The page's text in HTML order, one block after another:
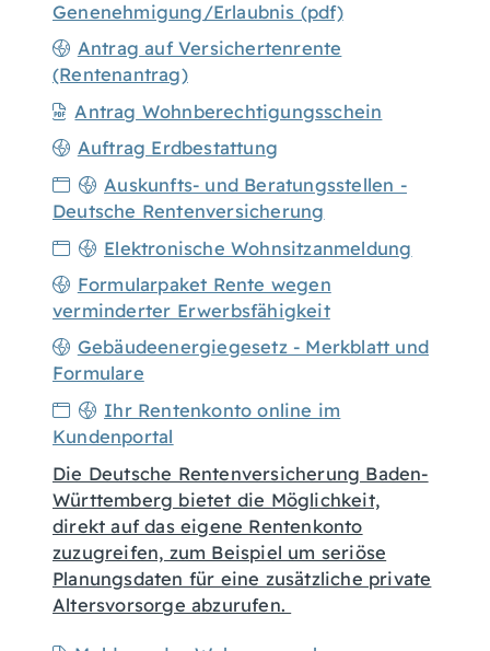
Genenehmigung/Erlaubnis (pdf)
Antrag auf Versichertenrente
(Rentenantrag)
Antrag Wohnberechtigungsschein
Auftrag Erdbestattung
Auskunfts- und Beratungsstellen -
Deutsche Rentenversicherung
Elektronische Wohnsitzanmeldung
Formularpaket Rente wegen
verminderter Erwerbsfähigkeit
Gebäudeenergiegesetz - Merkblatt und
Formulare
Ihr Rentenkonto online im
Kundenportal
Die Deutsche Rentenversicherung Baden-
Württemberg bietet die Möglichkeit,
direkt auf das eigene Rentenkonto
zuzugreifen, zum Beispiel um seriöse
Planungsdaten für eine zusätzliche private
Altersvorsorge abzurufen.